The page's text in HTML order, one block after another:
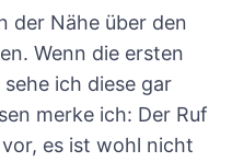
der Nähe über den
Wenn die ersten
ich diese gar
merke ich: Der Ruf
es ist wohl nicht